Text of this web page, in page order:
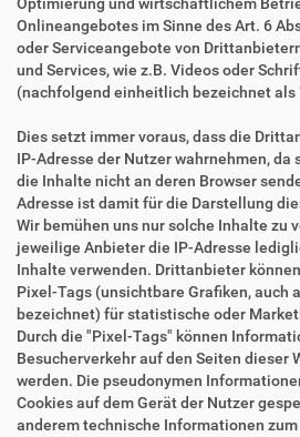
Optimierung und wirtschaftlichem
Onlineangebotes im Sinne des Art. 6
oder Serviceangebote von
und Services, wie z.B. Videos oder
(nachfolgend einheitlich bezeichnet als
Dies setzt immer voraus, dass die
IP-Adresse der Nutzer wahrnehmen, da
die Inhalte nicht an deren Browser
Adresse ist damit für die Darstellung
Wir bemühen uns nur solche Inhalte zu
jeweilige Anbieter die IP-Adresse
Inhalte verwenden. Drittanbieter
Pixel-Tags (unsichtbare Grafiken, auch
bezeichnet) für statistische oder
Durch die "Pixel-Tags" können
Besucherverkehr auf den Seiten dieser
werden. Die pseudonymen
Cookies auf dem Gerät der Nutzer
anderem technische Informationen zum